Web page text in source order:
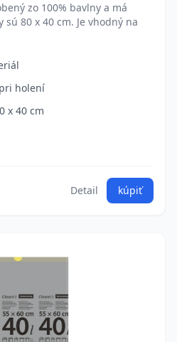
zo 100% bavlny a má
80 x 40 cm. Je vhodný na
holení
x 40 cm
Detail kúpiť